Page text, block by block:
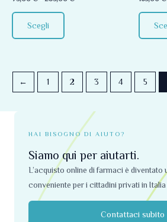
5
Scegli
scelte
nella
5
← 1 2 3 4 5
HAI BISOGNO DI AIUTO?
Siamo qui per aiutarti.
L’acquisto online di farmaci è diventato
conveniente per i cittadini privati ​​in Italia
Contattaci subito